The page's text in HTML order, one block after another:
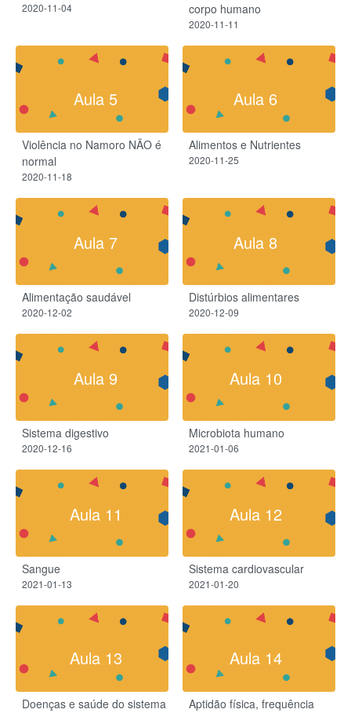
2020-11-04
corpo humano
2020-11-11
Aula 5
Violência no Namoro NÃO é
normal
2020-11-18
Aula 6
Alimentos e Nutrientes
2020-11-25
Aula 7
Alimentação saudável
2020-12-02
Aula 8
Distúrbios alimentares
2020-12-09
Aula 9
Sistema digestivo
2020-12-16
Aula 10
Microbiota humano
2021-01-06
Aula 11
Sangue
2021-01-13
Aula 12
Sistema cardiovascular
2021-01-20
Aula 13
Doenças e saúde do sistema
Aula 14
Aptidão física, frequência